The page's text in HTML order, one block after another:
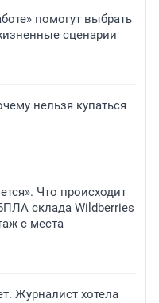
помогут выбрать
сценарии
нельзя купаться
Что происходит
склада Wildberries
с места
Журналист хотела